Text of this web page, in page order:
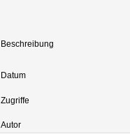
Beschreibung
Datum
Zugriffe
Autor